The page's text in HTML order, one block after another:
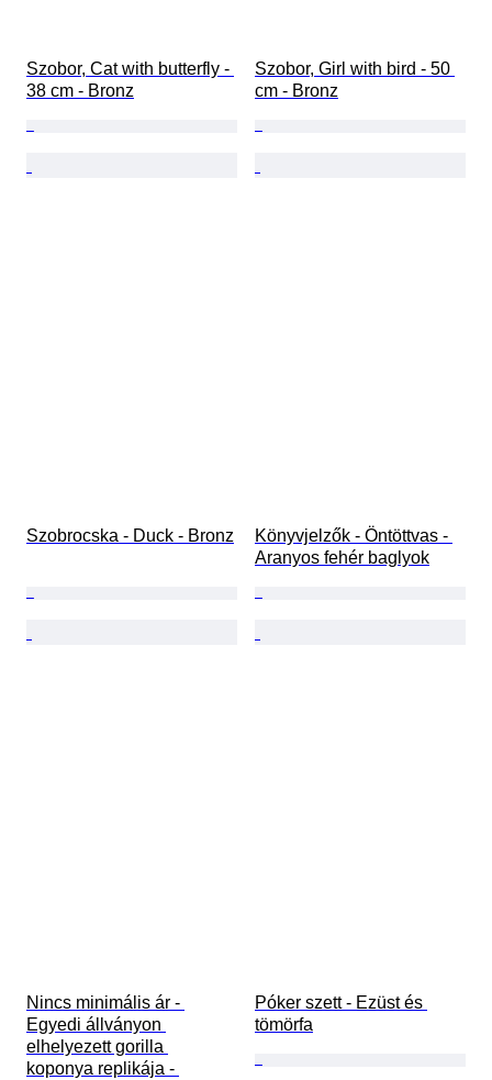
Szobor, Cat with butterfly -
38 cm - Bronz
Szobor, Girl with bird - 50
cm - Bronz
Szobrocska - Duck - Bronz
Könyvjelzők - Öntöttvas -
Aranyos fehér baglyok
Nincs minimális ár -
Egyedi állványon
elhelyezett gorilla
koponya replikája -
Póker szett - Ezüst és
tömörfa